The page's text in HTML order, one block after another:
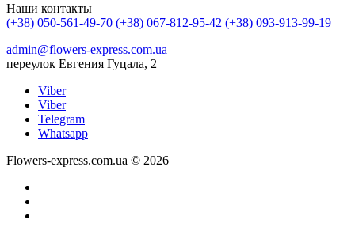
Наши контакты
(+38) 050-561-49-70 (+38) 067-812-95-42 (+38) 093-913-99-19
admin@flowers-express.com.ua
переулок Евгения Гуцала, 2
Viber
Viber
Telegram
Whatsapp
Flowers-express.com.ua © 2026